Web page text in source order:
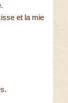
et la mie